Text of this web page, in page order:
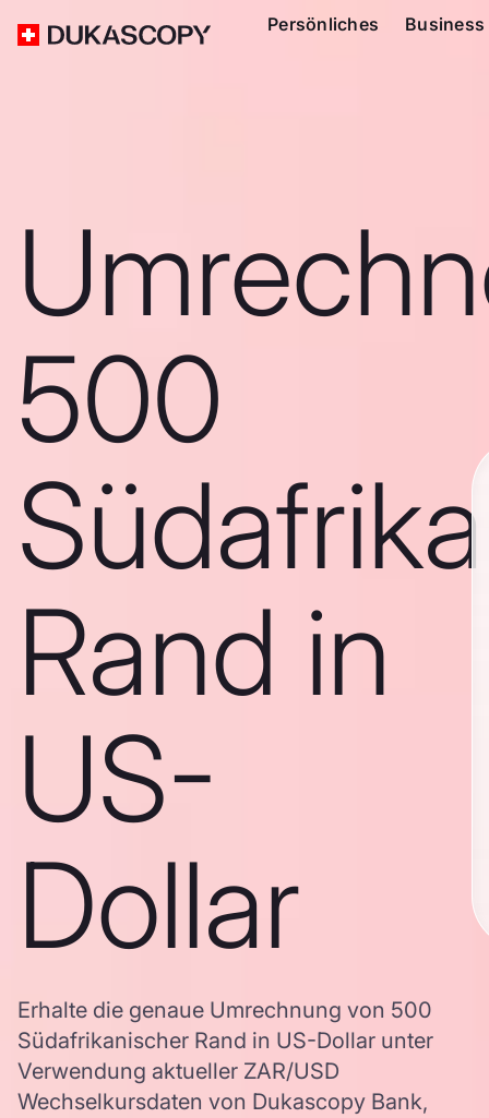
Persönliches Business
500
Rand in
US-
Dollar
Erhalte die genaue Umrechnung von 500
Südafrikanischer Rand in US-Dollar unter
Verwendung aktueller ZAR/USD
Wechselkursdaten von Dukascopy Bank,